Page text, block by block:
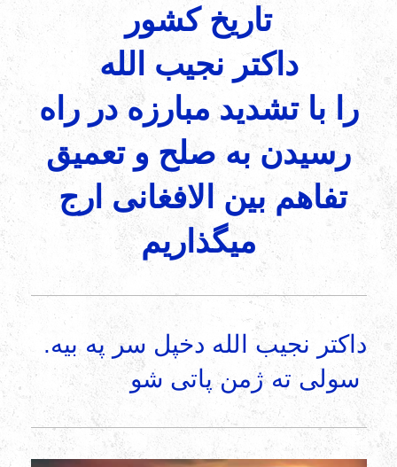
تاریخ کشور
داکتر نجیب الله
را با تشدید مبارزه در راه
رسیدن به صلح و تعمیق
تفاهم بین الافغانی ارج
میگذاریم
.داکتر نجیب الله دخپل سر په بیه
سولی ته ژمن پاتی شو